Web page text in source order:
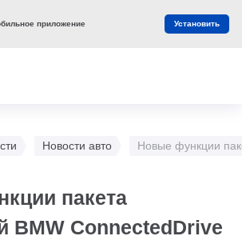
Новости авто Новые функции
пакета
BMW ConnectedDrive
приложение Установить